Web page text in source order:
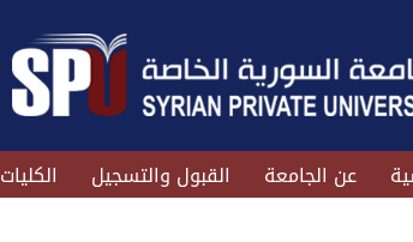
عن الجامعة القبول والتسجيل الكليات